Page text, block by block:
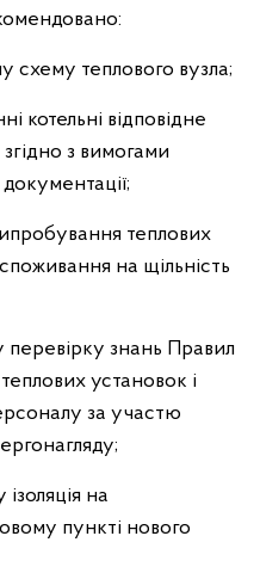
схему теплового вузла;
котельні відповідне
з вимогами
теплових
на щільність
знань Правил
теплових установок і
за участю
на
пункті нового